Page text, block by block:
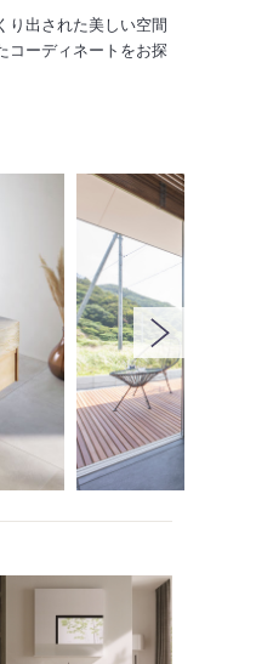
り出された美しい空間
コーディネートをお探